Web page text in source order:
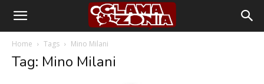
Home Tags Mino Milani
Tag: Mino Milani